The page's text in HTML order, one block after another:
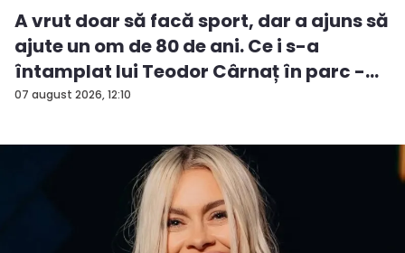
07 august 2026, 12:10
A vrut doar să facă sport, dar a ajuns să
ajute un om de 80 de ani. Ce i s-a
întamplat lui Teodor Cârnaț în parc -
V...